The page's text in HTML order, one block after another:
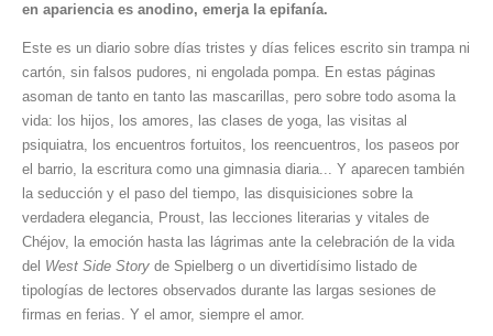
en apariencia es anodino, emerja la epifanía.
Este es un diario sobre días tristes y días felices escrito sin trampa ni
cartón, sin falsos pudores, ni engolada pompa. En estas páginas
asoman de tanto en tanto las mascarillas, pero sobre todo asoma la
vida: los hijos, los amores, las clases de yoga, las visitas al
psiquiatra, los encuentros fortuitos, los reencuentros, los paseos por
el barrio, la escritura como una gimnasia diaria... Y aparecen también
la seducción y el paso del tiempo, las disquisiciones sobre la
verdadera elegancia, Proust, las lecciones literarias y vitales de
Chéjov, la emoción hasta las lágrimas ante la celebración de la vida
del West Side Story de Spielberg o un divertidísimo listado de
tipologías de lectores observados durante las largas sesiones de
firmas en ferias. Y el amor, siempre el amor.